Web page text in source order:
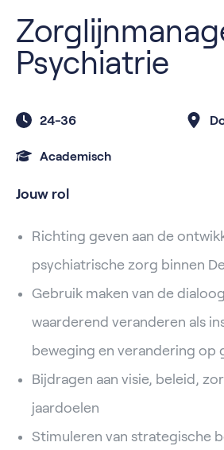
Psychiatrie
24-36
Academisch
Jouw rol
Richting geven aan de
psychiatrische zorg binnen
Gebruik maken van de
waarderend veranderen als
beweging en verandering op
Bijdragen aan visie, beleid,
jaardoelen
Stimuleren van strategische